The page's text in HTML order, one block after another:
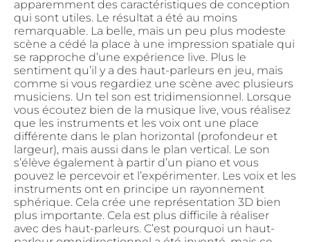
apparemment des caractéristiques de conception
qui sont utiles. Le résultat a été au moins
remarquable. La belle, mais un peu plus modeste
scène a cédé la place à une impression spatiale qui
se rapproche d’une expérience live. Plus le
sentiment qu’il y a des haut-parleurs en jeu, mais
comme si vous regardiez une scène avec plusieurs
musiciens. Un tel son est tridimensionnel. Lorsque
vous écoutez bien de la musique live, vous réalisez
que les instruments et les voix ont une place
différente dans le plan horizontal (profondeur et
largeur), mais aussi dans le plan vertical. Le son
s’élève également à partir d’un piano et vous
pouvez le percevoir et l’expérimenter. Les voix et les
instruments ont en principe un rayonnement
sphérique. Cela crée une représentation 3D bien
plus importante. Cela est plus difficile à réaliser
avec des haut-parleurs. C’est pourquoi un haut-